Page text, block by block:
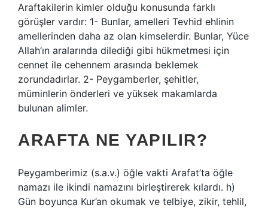
Araftakilerin kimler olduğu konusunda farklı
görüşler vardır: 1- Bunlar, amelleri Tevhid ehlinin
amellerinden daha az olan kimselerdir. Bunlar, Yüce
Allah’ın aralarında dilediği gibi hükmetmesi için
cennet ile cehennem arasında beklemek
zorundadırlar. 2- Peygamberler, şehitler,
müminlerin önderleri ve yüksek makamlarda
bulunan alimler.
ARAFTA NE YAPILIR?
Peygamberimiz (s.a.v.) öğle vakti Arafat’ta öğle
namazı ile ikindi namazını birleştirerek kılardı. h)
Gün boyunca Kur’an okumak ve telbiye, zikir, tehlil,